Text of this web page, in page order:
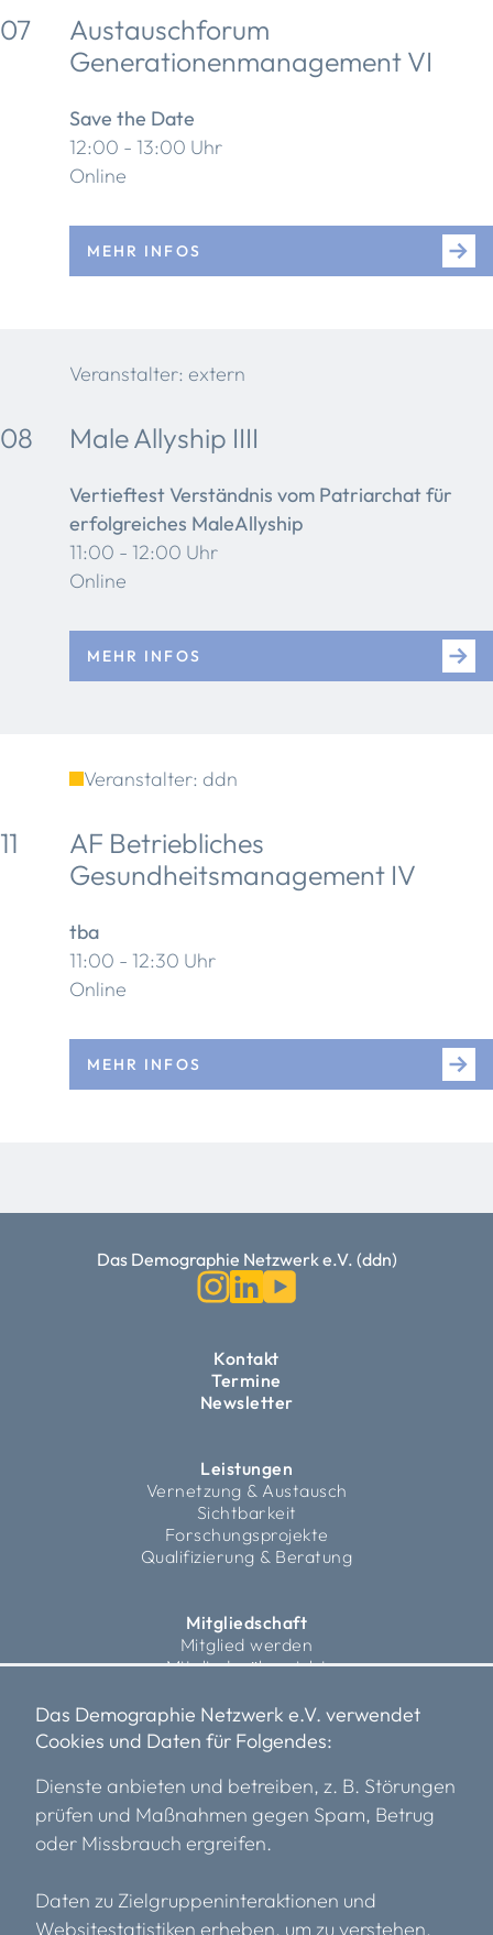
07
Austauschforum
Generationenmanagement VI
Save the Date
12:00 - 13:00 Uhr
Online
MEHR INFOS
Veranstalter: extern
08 Male Allyship IIII
Vertieftest Verständnis vom Patriarchat für
erfolgreiches MaleAllyship
11:00 - 12:00 Uhr
Online
MEHR INFOS
Veranstalter: ddn
11
AF Betriebliches
Gesundheitsmanagement IV
tba
11:00 - 12:30 Uhr
Online
MEHR INFOS
Das Demographie Netzwerk e.V. (ddn)
Kontakt
Termine
Newsletter
Leistungen
Vernetzung & Austausch
Sichtbarkeit
Forschungsprojekte
Qualifizierung & Beratung
Mitgliedschaft
Mitglied werden
Mitgliederübersicht
Über uns
Vorstand
Team
Transparenz
Einblicke
Mitglieder
Das Demographie Netzwerk e.V. verwendet
Cookies und Daten für Folgendes:
Dienste anbieten und betreiben, z. B. Störungen
prüfen und Maßnahmen gegen Spam, Betrug
oder Missbrauch ergreifen.
Daten zu Zielgruppeninteraktionen und
Websitestatistiken erheben, um zu verstehen,